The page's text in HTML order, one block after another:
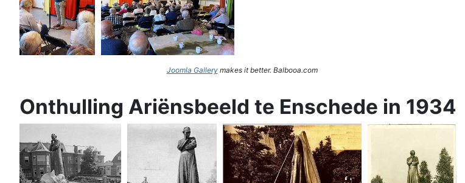
Joomla Gallerymakes it better. Balbooa.com
Onthulling Ariënsbeeld te Enschede in 1934